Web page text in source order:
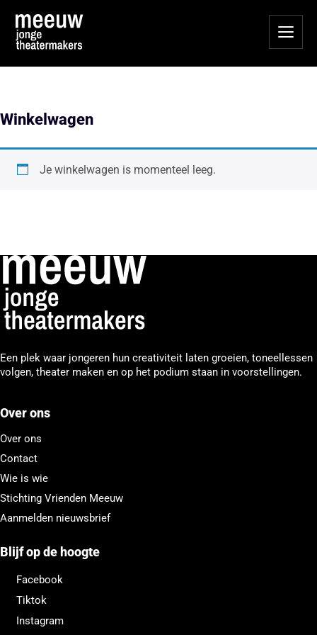
Winkelwagen
Je winkelwagen is momenteel leeg.
Een plek waar jongeren hun creativiteit laten groeien, toneellessen
volgen, theater maken en op het podium staan in voorstellingen.
Over ons
Over ons
Contact
Wie is wie
Stichting Vrienden Meeuw
Aanmelden nieuwsbrief
Blijf op de hoogte
Facebook
Tiktok
Instagram